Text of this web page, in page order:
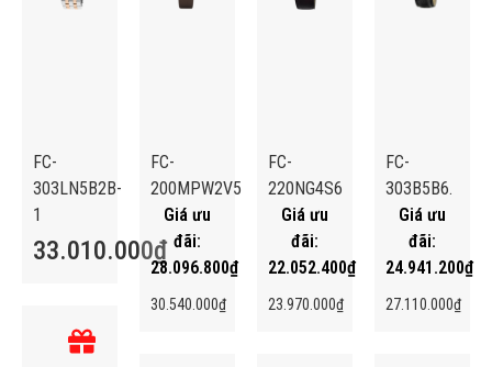
FC-
303LN5B2B-
1
33.010.000₫
FC-
200MPW2V5
30.540.000₫
28.096.800₫
FC-
220NG4S6
23.970.000₫
22.052.400₫
FC-
303B5B6.
27.110.000₫
24.941.200₫